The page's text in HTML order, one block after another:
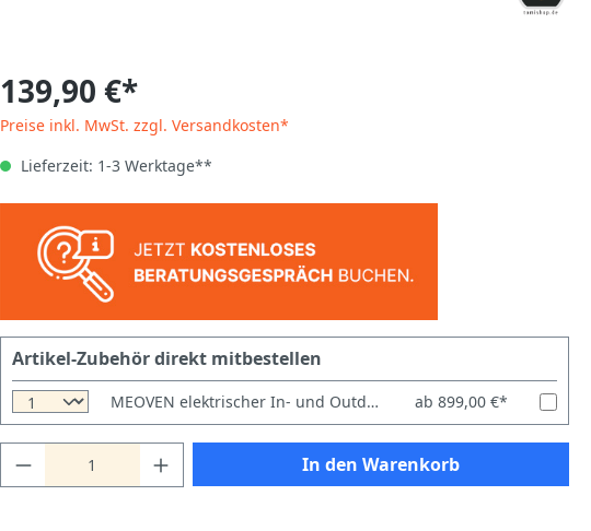
139,90 €*
Preise inkl. MwSt. zzgl. Versandkosten*
Lieferzeit: 1-3 Werktage**
Artikel-Zubehör direkt mitbestellen
MEOVEN elektrischer In- und Outdoor-Pizzaofen bis 500 °C ab 899,00 €*
In den Warenkorb